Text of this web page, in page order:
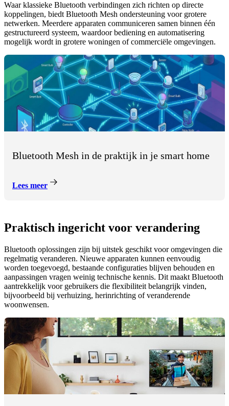
Waar klassieke Bluetooth verbindingen zich richten op directe
koppelingen, biedt Bluetooth Mesh ondersteuning voor grotere
netwerken. Meerdere apparaten communiceren samen binnen één
gestructureerd systeem, waardoor bediening en automatisering
mogelijk wordt in grotere woningen of commerciële omgevingen.
Bluetooth Mesh in de praktijk in je smart home
Lees meer
Praktisch ingericht voor verandering
Bluetooth oplossingen zijn bij uitstek geschikt voor omgevingen die
regelmatig veranderen. Nieuwe apparaten kunnen eenvoudig
worden toegevoegd, bestaande configuraties blijven behouden en
aanpassingen vragen weinig technische kennis. Dit maakt Bluetooth
aantrekkelijk voor gebruikers die flexibiliteit belangrijk vinden,
bijvoorbeeld bij verhuizing, herinrichting of veranderende
woonwensen.